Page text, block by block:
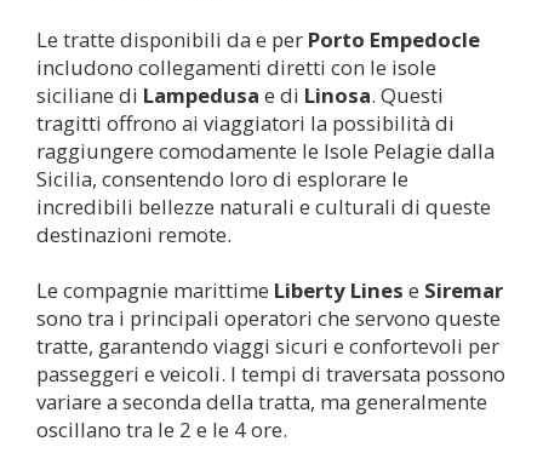
Le tratte disponibili da e per Porto Empedocle
includono collegamenti diretti con le isole
siciliane di Lampedusa e di Linosa. Questi
tragitti offrono ai viaggiatori la possibilità di
raggiungere comodamente le Isole Pelagie dalla
Sicilia, consentendo loro di esplorare le
incredibili bellezze naturali e culturali di queste
destinazioni remote.
Le compagnie marittime Liberty Lines e Siremar
sono tra i principali operatori che servono queste
tratte, garantendo viaggi sicuri e confortevoli per
passeggeri e veicoli. I tempi di traversata possono
variare a seconda della tratta, ma generalmente
oscillano tra le 2 e le 4 ore.